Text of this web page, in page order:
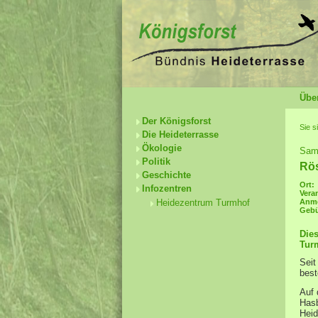
Der Königsforst
Die Heideterrasse
Ökologie
Politik
Geschichte
Infozentren
Heidezentrum Turmhof
Sie
Ort:
Seit
Auf